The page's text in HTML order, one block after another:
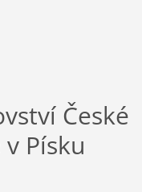
České
Písku